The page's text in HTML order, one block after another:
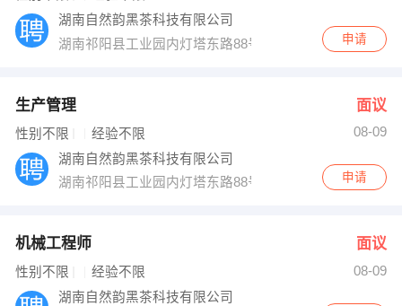
湖南自然韵黑茶科技有限公司
湖南祁阳县工业园内灯塔东路88号
申请
生产管理 面议
性别不限 经验不限
08-09
湖南自然韵黑茶科技有限公司
湖南祁阳县工业园内灯塔东路88号
申请
机械工程师 面议
性别不限 经验不限
08-09
湖南自然韵黑茶科技有限公司